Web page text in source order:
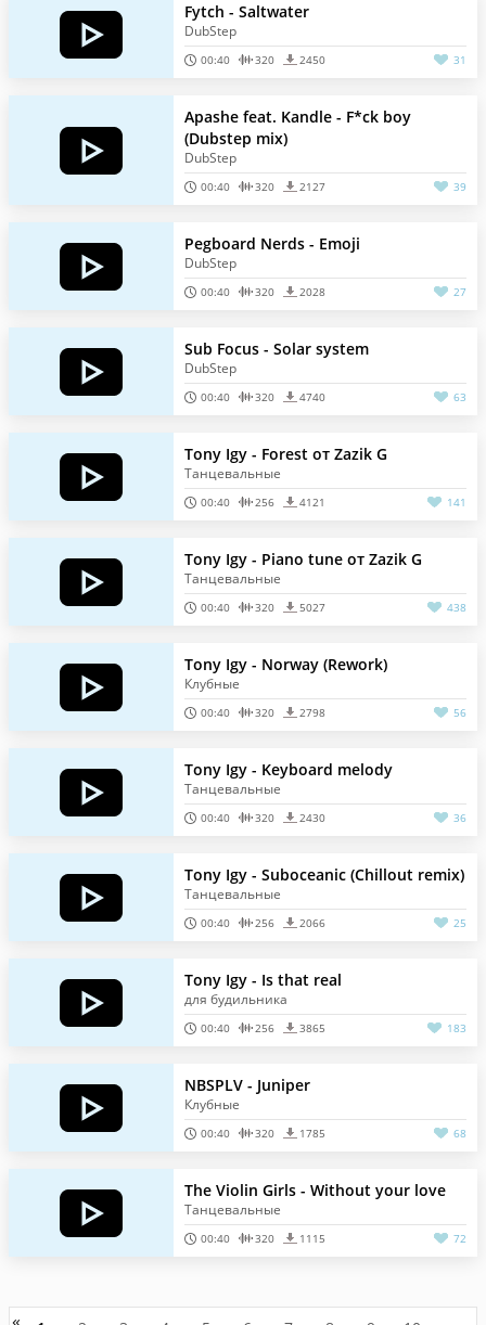
Fytch - Saltwater
DubStep
00:40 320 2450 31
Apashe feat. Kandle - F*ck boy
(Dubstep mix)
DubStep
00:40 320 2127 39
Pegboard Nerds - Emoji
DubStep
00:40 320 2028 27
Sub Focus - Solar system
DubStep
00:40 320 4740 63
Tony Igy - Forest от Zazik G
Танцевальные
00:40 256 4121 141
Tony Igy - Piano tune от Zazik G
Танцевальные
00:40 320 5027 438
Tony Igy - Norway (Rework)
Клубные
00:40 320 2798 56
Tony Igy - Keyboard melody
Танцевальные
00:40 320 2430 36
Tony Igy - Suboceanic (Chillout remix)
Танцевальные
00:40 256 2066 25
Tony Igy - Is that real
для будильника
00:40 256 3865 183
NBSPLV - Juniper
Клубные
00:40 320 1785 68
The Violin Girls - Without your love
Танцевальные
00:40 320 1115 72